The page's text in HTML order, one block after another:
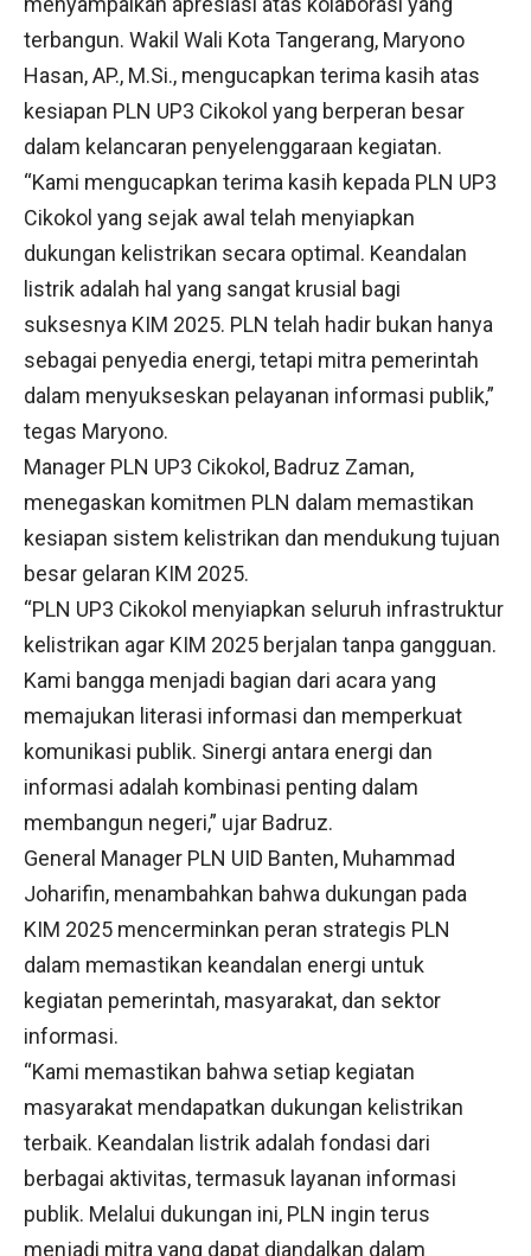
terbangun. Wakil Wali Kota Tangerang, Maryono
Hasan, AP., M.Si., mengucapkan terima kasih atas
kesiapan PLN UP3 Cikokol yang berperan besar
dalam kelancaran penyelenggaraan kegiatan.
“Kami mengucapkan terima kasih kepada PLN UP3
Cikokol yang sejak awal telah menyiapkan
dukungan kelistrikan secara optimal. Keandalan
listrik adalah hal yang sangat krusial bagi
suksesnya KIM 2025. PLN telah hadir bukan hanya
sebagai penyedia energi, tetapi mitra pemerintah
dalam menyukseskan pelayanan informasi publik,”
tegas Maryono.
Manager PLN UP3 Cikokol, Badruz Zaman,
menegaskan komitmen PLN dalam memastikan
kesiapan sistem kelistrikan dan mendukung tujuan
besar gelaran KIM 2025.
“PLN UP3 Cikokol menyiapkan seluruh infrastruktur
kelistrikan agar KIM 2025 berjalan tanpa gangguan.
Kami bangga menjadi bagian dari acara yang
memajukan literasi informasi dan memperkuat
komunikasi publik. Sinergi antara energi dan
informasi adalah kombinasi penting dalam
membangun negeri,” ujar Badruz.
General Manager PLN UID Banten, Muhammad
Joharifin, menambahkan bahwa dukungan pada
KIM 2025 mencerminkan peran strategis PLN
dalam memastikan keandalan energi untuk
kegiatan pemerintah, masyarakat, dan sektor
informasi.
“Kami memastikan bahwa setiap kegiatan
masyarakat mendapatkan dukungan kelistrikan
terbaik. Keandalan listrik adalah fondasi dari
berbagai aktivitas, termasuk layanan informasi
publik. Melalui dukungan ini, PLN ingin terus
menjadi mitra yang dapat diandalkan dalam